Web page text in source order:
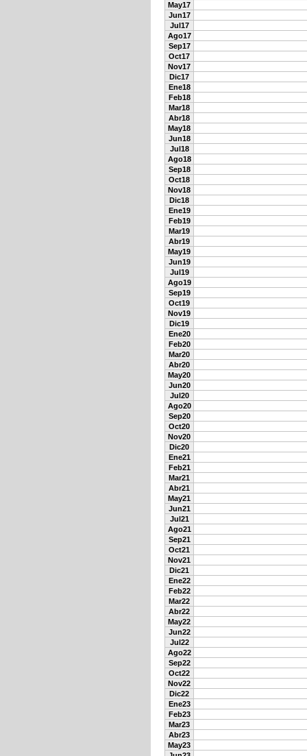
May17
Jun17
Jul17
Ago17
Sep17
Oct17
Nov17
Dic17
Ene18
Feb18
Mar18
Abr18
May18
Jun18
Jul18
Ago18
Sep18
Oct18
Nov18
Dic18
Ene19
Feb19
Mar19
Abr19
May19
Jun19
Jul19
Ago19
Sep19
Oct19
Nov19
Dic19
Ene20
Feb20
Mar20
Abr20
May20
Jun20
Jul20
Ago20
Sep20
Oct20
Nov20
Dic20
Ene21
Feb21
Mar21
Abr21
May21
Jun21
Jul21
Ago21
Sep21
Oct21
Nov21
Dic21
Ene22
Feb22
Mar22
Abr22
May22
Jun22
Jul22
Ago22
Sep22
Oct22
Nov22
Dic22
Ene23
Feb23
Mar23
Abr23
May23